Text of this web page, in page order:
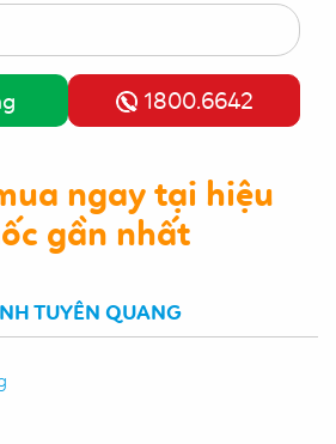
1800.6642
ngay tại hiệu
gần nhất
TUYÊN QUANG